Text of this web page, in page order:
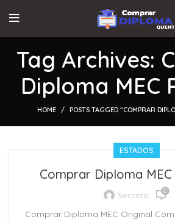
Tag Archives:
Diploma MEC
HOME POSTS TAGGED "COMPRAR
ESTADOS
Comprar Diploma
Secreto 0
Comprar Diploma MEC Original